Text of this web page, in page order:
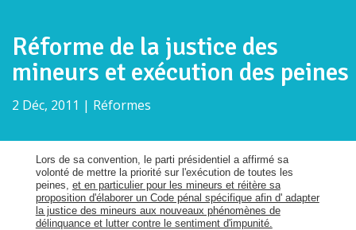
Réforme de la justice des
mineurs et exécution des peines
2 Déc, 2011 | Réformes
Lors de sa convention, le parti présidentiel a affirmé sa
volonté de mettre la priorité sur l'exécution de toutes les
peines, et en particulier pour les mineurs et réitère sa
proposition d'élaborer un Code pénal spécifique afin d' adapter
la justice des mineurs aux nouveaux phénomènes de
délinquance et lutter contre le sentiment d'impunité.